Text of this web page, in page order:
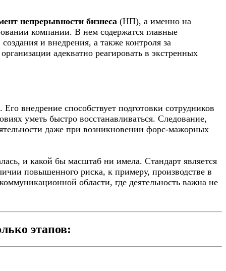
непрерывности бизнеса (НП), а именно на
компании. В нем содержатся главные
и внедрения, а также контроля за
адекватно реагировать в экстренных
внедрение способствует подготовки сотрудников
уметь быстро восстанавливаться. Следование,
даже при возникновении форс-мажорных
и какой бы масштаб ни имела. Стандарт является
повышенного риска, к примеру, производстве в
области, где деятельность важна не
этапов: